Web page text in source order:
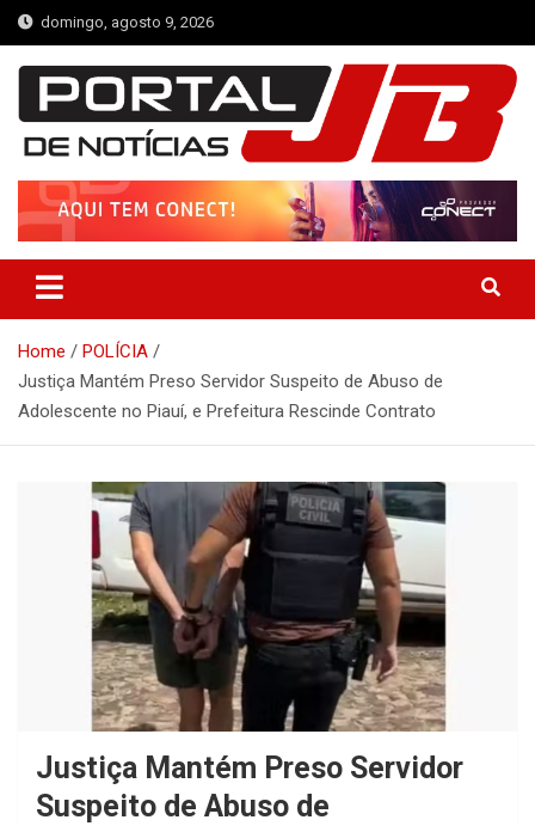
Skip
to
content
domingo, agosto 9, 2026
Portal de Notícias JB
Notícias de Simplício Mendes e Região
Home
POLÍCIA
Justiça Mantém Preso Servidor Suspeito de Abuso de
Adolescente no Piauí, e Prefeitura Rescinde Contrato
Justiça Mantém Preso Servidor
Suspeito de Abuso de